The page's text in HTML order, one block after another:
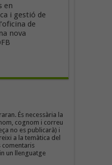
en
i gestió de
de
nova
És necessària la
cognom i correu
no es publicarà) i
a la temàtica del
comentaris
un llenguatge